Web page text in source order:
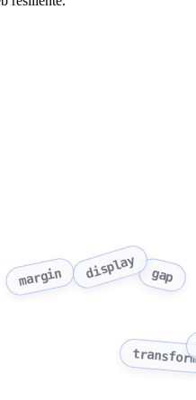
margin display gap